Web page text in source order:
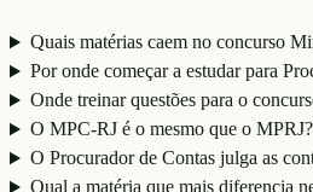
Quais matérias caem no concurso
Por onde começar a estudar para
Onde treinar questões para o
O MPC-RJ é o mesmo que o MPRJ?
O Procurador de Contas julga as
Qual a matéria que mais diferencia